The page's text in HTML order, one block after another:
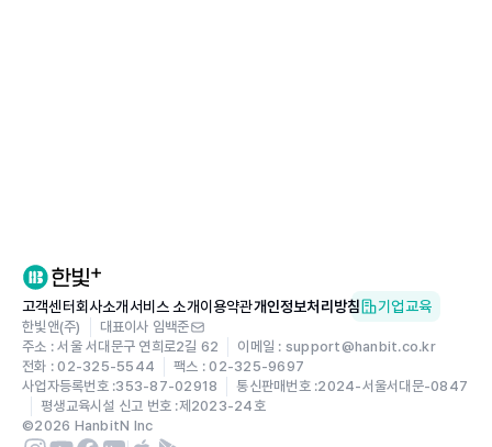
고객센터회사소개서비스 소개이용약관개인정보처리방침 기업교육
한빛앤(주)
대표이사 임백준
주소 : 서울 서대문구 연희로2길 62
이메일 : support@hanbit.co.kr
전화 : 02-325-5544
팩스 : 02-325-9697
사업자등록번호 :353-87-02918 통신판매번호 :2024-서울서대문-0847
평생교육시설 신고 번호 :제2023-24호
©2026 HanbitN Inc